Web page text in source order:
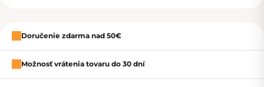
Doručenie zdarma nad 50€
Možnosť vrátenia tovaru do 30 dní